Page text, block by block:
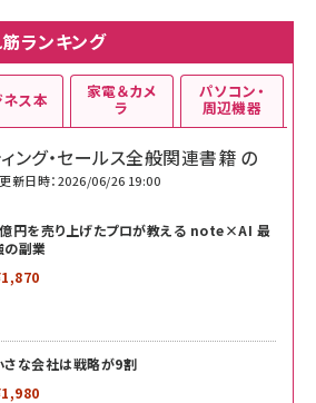
ランキング
ング・セールス全般関連書籍 の
更新日時：2026/06/26 19:00
円を売り上げたプロが教える note×AI 最
の副業
1,870
さな会社は戦略が9割
1,980
ネス本 家電＆カメ
ラ
パソコン・
周辺機器